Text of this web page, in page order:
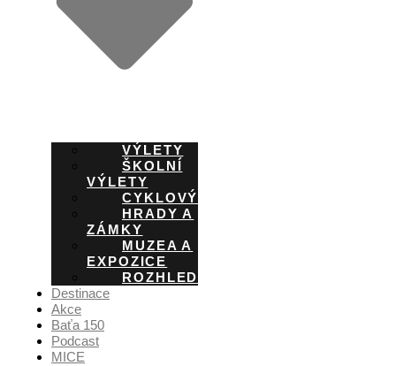
VÝLETY
ŠKOLNÍ
VÝLETY
CYKLOVÝLETY
HRADY A
ZÁMKY
MUZEA A
EXPOZICE
ROZHLEDNY
Destinace
Akce
Baťa 150
Podcast
MICE